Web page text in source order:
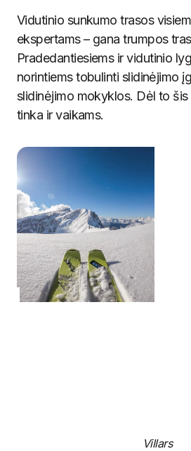
Vidutinio sunkumo trasos
ekspertams – gana trumpos
Pradedantiesiems ir vidutinio
norintiems tobulinti slidinėjimo
slidinėjimo mokyklos. Dėl to šis
tinka ir vaikams.
Villars